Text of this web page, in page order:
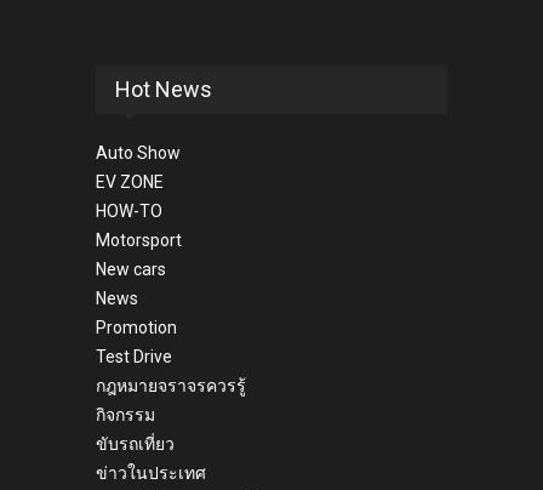
Hot News
Auto Show
EV ZONE
HOW-TO
Motorsport
New cars
News
Promotion
Test Drive
กฎหมายจราจรควรรู้
กิจกรรม
ขับรถเที่ยว
ข่าวในประเทศ